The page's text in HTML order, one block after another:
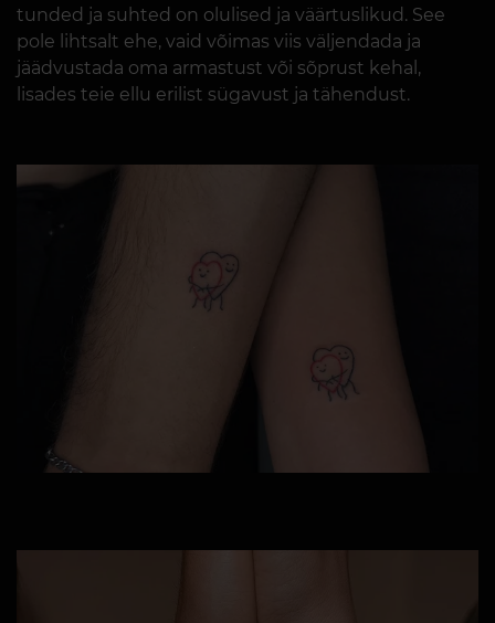
tunded ja suhted on olulised ja väärtuslikud. See
pole lihtsalt ehe, vaid võimas viis väljendada ja
jäädvustada oma armastust või sõprust kehal,
lisades teie ellu erilist sügavust ja tähendust.